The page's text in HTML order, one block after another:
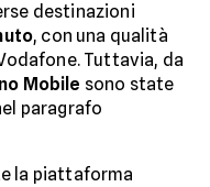
destinazioni
, con una qualità
Tuttavia, da
Mobile sono state
paragrafo
la piattaforma